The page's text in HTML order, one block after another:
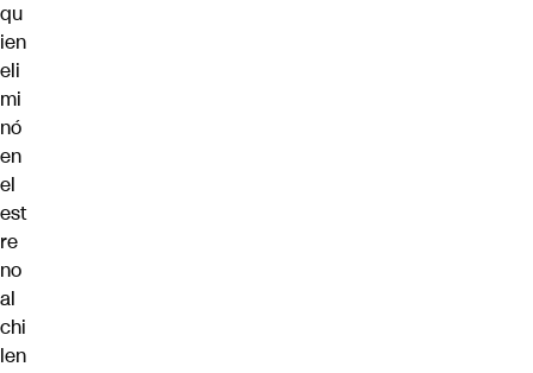
qu
ien
eli
mi
nó
en
el
est
re
no
al
chi
len